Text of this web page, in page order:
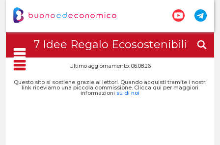
7 Idee Regalo Ecosostenibili
Ultimo aggiornamento: 06.08.26
Questo sito si sostiene grazie ai lettori. Quando acquisti tramite i nostri
link riceviamo una piccola commissione. Clicca qui per maggiori
informazioni su di noi